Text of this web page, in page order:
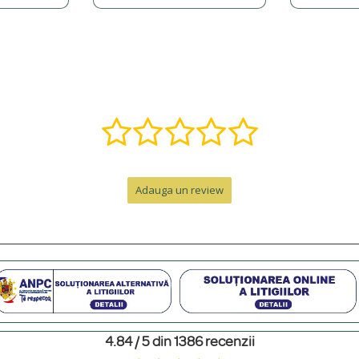
la care se adaugă timpul de livrare.
Pentru un cadou memorabil, poți adăuga o cutie premium cu
Adauga un review
4.84 / 5 din 1386 recenzii